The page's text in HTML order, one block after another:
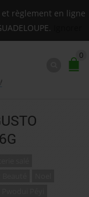
Jeudi,
0
et règlement en ligne